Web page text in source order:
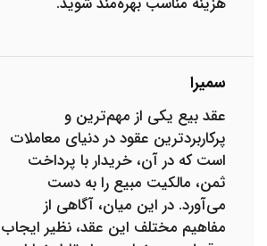
سمیرا
عقد بیع یکی از مهم‌ترین و
پرکاربردترین عقود در دنیای معاملات
است که در آن، خریدار با پرداخت
ثمن، مالکیت مبیع را به دست
می‌آورد. در این میان، آگاهی از
مفاهیم مختلف این عقد، نظیر ایجاب